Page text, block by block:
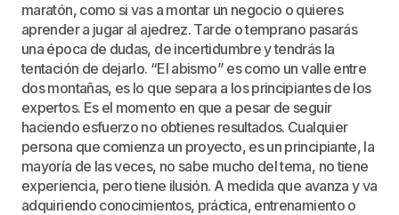
maratón, como si vas a montar un negocio o quieres
aprender a jugar al ajedrez. Tarde o temprano pasarás
una época de dudas, de incertidumbre y tendrás la
tentación de dejarlo. “El abismo” es como un valle entre
dos montañas, es lo que separa a los principiantes de los
expertos. Es el momento en que a pesar de seguir
haciendo esfuerzo no obtienes resultados. Cualquier
persona que comienza un proyecto, es un principiante, la
mayoría de las veces, no sabe mucho del tema, no tiene
experiencia, pero tiene ilusión. A medida que avanza y va
adquiriendo conocimientos, práctica, entrenamiento o